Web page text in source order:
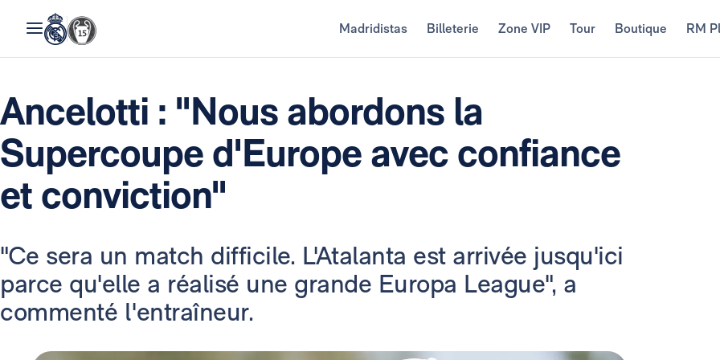
Madridistas Billeterie Zone VIP Tour Boutique RM
Ancelotti : "Nous abordons la
Supercoupe d'Europe avec confiance
et conviction"
"Ce sera un match difficile. L'Atalanta est arrivée jusqu'ici
parce qu'elle a réalisé une grande Europa League", a
commenté l'entraîneur.